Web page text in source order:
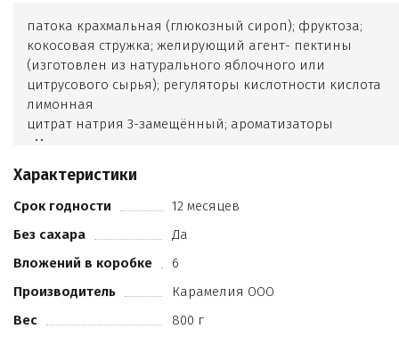
патока крахмальная (глюкозный сироп); фруктоза;
кокосовая стружка; желирующий агент- пектины
(изготовлен из натурального яблочного или
цитрусового сырья); регуляторы кислотности кислота
лимонная
цитрат натрия 3-замещённый; ароматизаторы
«Мелисса»
«Манго-маракуйя»; красители пищевые куркумин
хлорофиллов и хлорофиллинов медные комплексы
экстракт ромашки
консервант Е220.
Характеристики
Срок годности
12 месяцев
Без сахара
Да
Вложений в коробке
6
Производитель
Карамелия ООО
Вес
800 г